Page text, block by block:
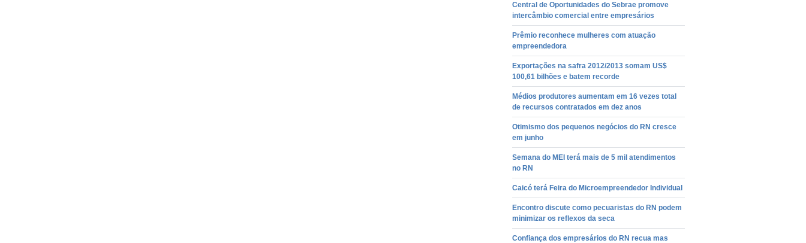
Central de Oportunidades do Sebrae promove
intercâmbio comercial entre empresários
Prêmio reconhece mulheres com atuação
empreendedora
Exportações na safra 2012/2013 somam US$
100,61 bilhões e batem recorde
Médios produtores aumentam em 16 vezes total
de recursos contratados em dez anos
Otimismo dos pequenos negócios do RN cresce
em junho
Semana do MEI terá mais de 5 mil atendimentos
no RN
Caicó terá Feira do Microempreendedor Individual
Encontro discute como pecuaristas do RN podem
minimizar os reflexos da seca
Confiança dos empresários do RN recua mas